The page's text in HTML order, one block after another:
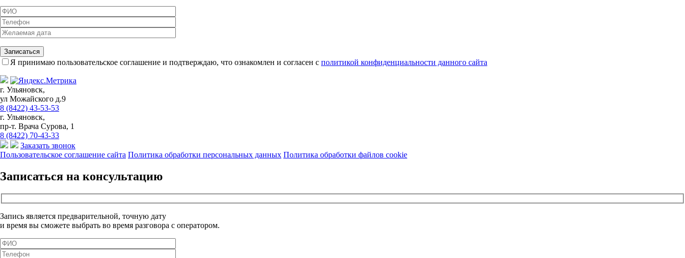
Я принимаю пользовательское соглашение и подтверждаю, что ознакомлен и согласен с политикой конфиденциальности данного сайта
г. Ульяновск,
ул Можайского д.9
8 (8422) 43-53-53
г. Ульяновск,
пр-т. Врача Сурова, 1
8 (8422) 70-43-33
Заказать звонок
Пользовательское соглашение сайта Политика обработки персональных данных Политика обработки файлов cookie
Записаться на консультацию
Запись является предварительной, точную дату
и время вы сможете выбрать во время разговора с оператором.